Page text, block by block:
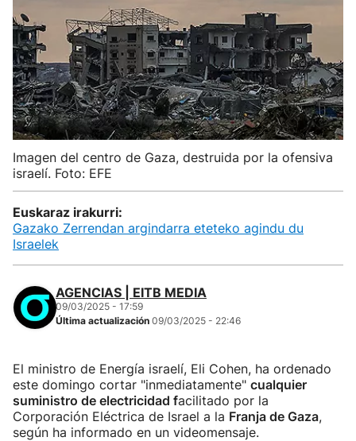
Imagen del centro de Gaza, destruida por la ofensiva
israelí. Foto: EFE
Euskaraz irakurri:
Gazako Zerrendan argindarra eteteko agindu du
Israelek
AGENCIAS | EITB MEDIA
09/03/2025 - 17:59
Última actualización 09/03/2025 - 22:46
El ministro de Energía israelí, Eli Cohen, ha ordenado
este domingo cortar "inmediatamente" cualquier
suministro de electricidad facilitado por la
Corporación Eléctrica de Israel a la Franja de Gaza,
según ha informado en un videomensaje.